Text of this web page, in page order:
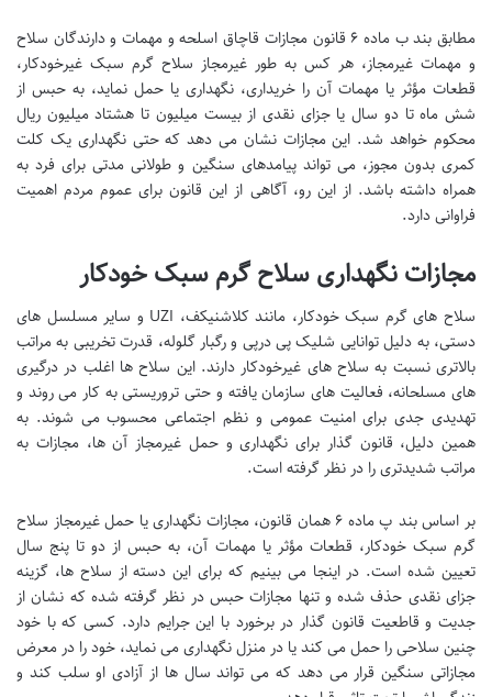
مطابق بند ب ماده ۶ قانون مجازات قاچاق اسلحه و مهمات و دارندگان سلاح
و مهمات غیرمجاز، هر کس به طور غیرمجاز سلاح گرم سبک غیرخودکار،
قطعات مؤثر یا مهمات آن را خریداری، نگهداری یا حمل نماید، به حبس از
شش ماه تا دو سال یا جزای نقدی از بیست میلیون تا هشتاد میلیون ریال
محکوم خواهد شد. این مجازات نشان می دهد که حتی نگهداری یک کلت
کمری بدون مجوز، می تواند پیامدهای سنگین و طولانی مدتی برای فرد به
همراه داشته باشد. از این رو، آگاهی از این قانون برای عموم مردم اهمیت
فراوانی دارد.
مجازات نگهداری سلاح گرم سبک خودکار
سلاح های گرم سبک خودکار، مانند کلاشنیکف، UZI و سایر مسلسل های
دستی، به دلیل توانایی شلیک پی درپی و رگبار گلوله، قدرت تخریبی به مراتب
بالاتری نسبت به سلاح های غیرخودکار دارند. این سلاح ها اغلب در درگیری
های مسلحانه، فعالیت های سازمان یافته و حتی تروریستی به کار می روند و
تهدیدی جدی برای امنیت عمومی و نظم اجتماعی محسوب می شوند. به
همین دلیل، قانون گذار برای نگهداری و حمل غیرمجاز آن ها، مجازات به
مراتب شدیدتری را در نظر گرفته است.
بر اساس بند پ ماده ۶ همان قانون، مجازات نگهداری یا حمل غیرمجاز سلاح
گرم سبک خودکار، قطعات مؤثر یا مهمات آن، به حبس از دو تا پنج سال
تعیین شده است. در اینجا می بینیم که برای این دسته از سلاح ها، گزینه
جزای نقدی حذف شده و تنها مجازات حبس در نظر گرفته شده که نشان از
جدیت و قاطعیت قانون گذار در برخورد با این جرایم دارد. کسی که با خود
چنین سلاحی را حمل می کند یا در منزل نگهداری می نماید، خود را در معرض
مجازاتی سنگین قرار می دهد که می تواند سال ها از آزادی او سلب کند و